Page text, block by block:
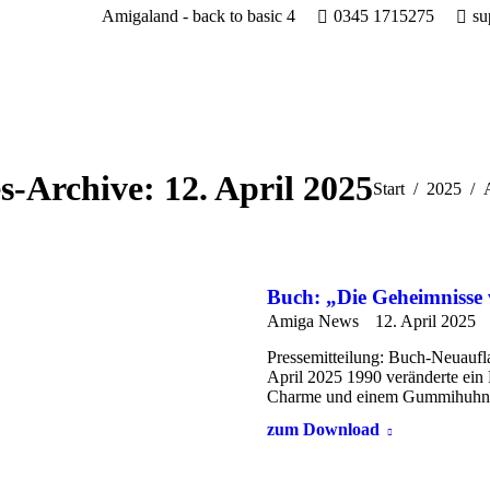
Amigaland - back to basic 4 0345 1715275
Archive: 12. April 2025Sie befinden sich
Start 2025
Buch: „Die
Amiga News 12. April 2025
Pressemitteilung: Buch-
April 2025 1990 veränderte ein
Charme und einem
zum Download